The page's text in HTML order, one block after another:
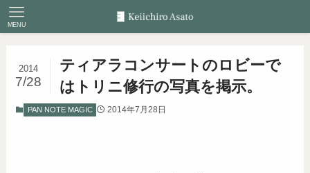
MENU
ティアラコンサートのロビーで
はトリニ修行の写真を掲示。
2014
7/28
PAN NOTE MAGIC 2014年7月28日